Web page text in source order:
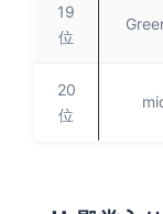
19
位
20
位